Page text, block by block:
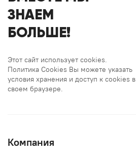
ЗНАЕМ
БОЛЬШЕ!
Этот сайт использует cookies.
Политика Cookies Вы можете указать
условия хранения и доступ к cookies в
своем браузере.
Компания